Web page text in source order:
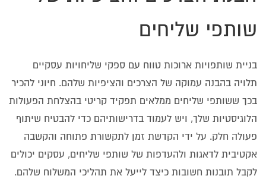
שותפי שליחים
בניית שותפויות ארוכות טווח עם ספקי שליחויות עסקיים
תלויה בהבנה עמוקה של הצרכים והציפיות שלהם. חיוני להכיר
בכך ששותפי שליחים ממלאים תפקיד קריטי בהצלחת הפעולות
הלוגיסטיות שלך, ויש לעמוד בדרישותיהם כדי להבטיח שיתוף
פעולה חלק. על ידי הקדשת זמן לתקשורת פתוחה והקשבה
אקטיבית לדאגות ולהעדפות של שותפי שליחים, עסקים יכולים
לקבל תובנות חשובות כיצד לייעל את תהליכי המשלוח שלהם.